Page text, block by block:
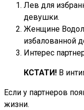
Лев для
девушки.
Женщине
избалованной
Интерес
КСТАТИ! В
Если у партнеров
жизни.